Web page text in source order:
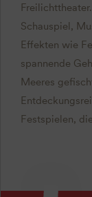
Schauspiel,
Effekten wie
spannende
Meeres
Festspielen,